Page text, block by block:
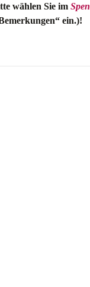
wählen Sie im
ein.)!